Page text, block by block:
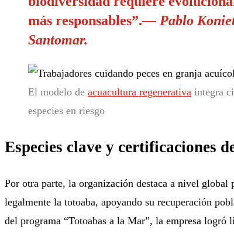
más responsables”.— Pablo
Santomar.
El modelo de acuacultura regenerativa integra
especies en riesgo
Especies clave y certificaciones
Por otra parte, la organización destaca a nivel global
legalmente la totoaba, apoyando su recuperación
del programa “Totoabas a la Mar”, la empresa